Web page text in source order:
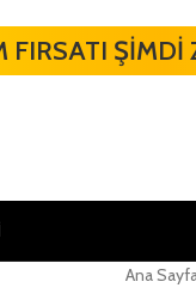
FIRSATI
Ana